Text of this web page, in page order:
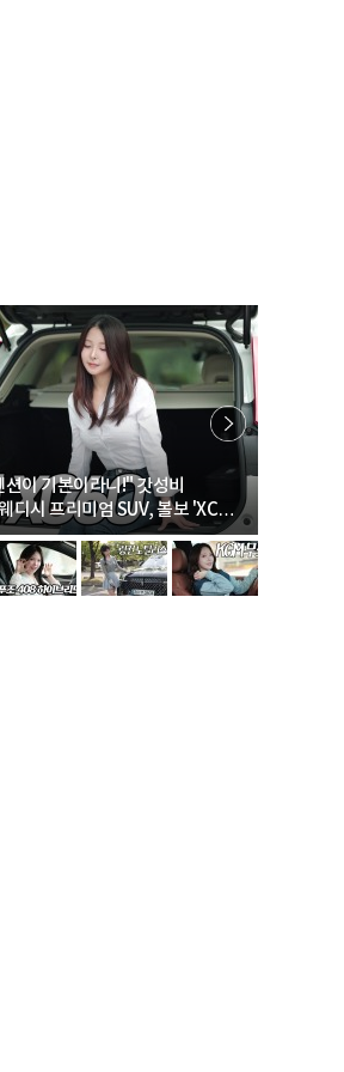
이 기본이라니!" 갓성비
디시 프리미엄 SUV, 볼보 'XC60